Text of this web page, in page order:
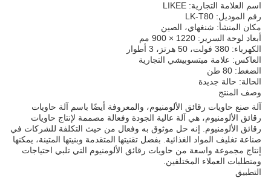
اسم العلامة التجارية: LIKEE
رقم الموديل: LK-T80
مكان المنشأ: شنغهاي، الصين
أبعاد لوحة السرير: 1220 × 900 مم
الكهرباء: 380 فولت، 50 هرتز، 3 أطوار
العاكس: علامة ميتسوبيشي التجارية
الضغط: 80 طن
الحالة: حالة جديدة
وصف المنتج
آلة صنع حاويات رقائق الألومنيوم، والمعروفة أيضًا باسم آلة حاويات
رقائق الألومنيوم، هي آلة عالية الجودة وفعالة مصممة لإنتاج حاويات
رقائق الألومنيوم. إنه حل موثوق به وفعال من حيث التكلفة للشركات في
صناعة تغليف المواد الغذائية. بفضل تقنيتها المتقدمة وبنيتها المتينة، يمكنها
إنتاج مجموعة واسعة من حاويات رقائق الألومنيوم التي تلبي احتياجات
ومتطلبات العملاء المختلفين.
التطبيق